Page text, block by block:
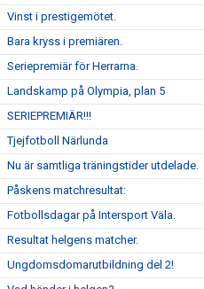
Vinst i prestigemötet.
Bara kryss i premiären.
Seriepremiär för Herrarna.
Landskamp på Olympia, plan 5
SERIEPREMIÄR!!!
Tjejfotboll Närlunda
Nu är samtliga träningstider utdelade.
Påskens matchresultat:
Fotbollsdagar på Intersport Väla.
Resultat helgens matcher.
Ungdomsdomarutbildning del 2!